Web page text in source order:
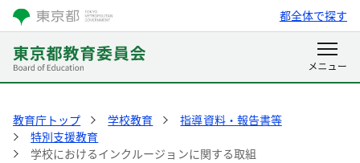
都全体で探す
教育庁トップ 学校教育
指導資料・報告書等
特別支援教育
学校におけるインクルージョンに関する取組